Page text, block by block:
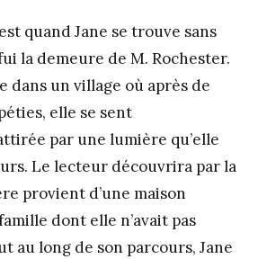
quand Jane se trouve sans
la demeure de M. Rochester.
dans un village où après de
elle se sent
par une lumière qu’elle
Le lecteur découvrira par la
provient d’une maison
dont elle n’avait pas
au long de son parcours, Jane